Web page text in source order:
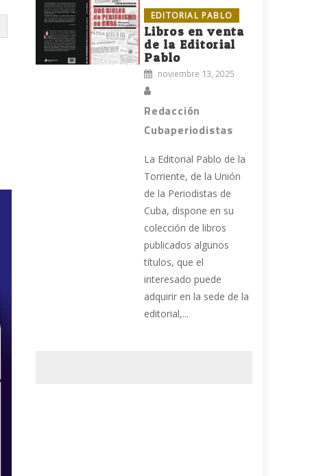
EDITORIAL PABLO
Libros en venta
de la Editorial
Pablo
noviembre 13, 2025
Redacción
Cubaperiodistas
La Editorial Pablo de la
Torriente, de la Unión
de la Periodistas de
Cuba, dispone en su
colección de libros
publicados algunos
títulos, que el
interesado puede
adquirir en la sede de la
editorial,...